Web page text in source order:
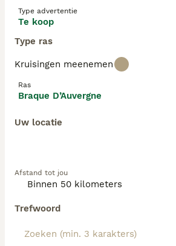
Type advertentie
Te koop
Type ras
Kruisingen meenemen
Ras
Braque D’Auvergne
Uw locatie
Afstand tot jou
Trefwoord